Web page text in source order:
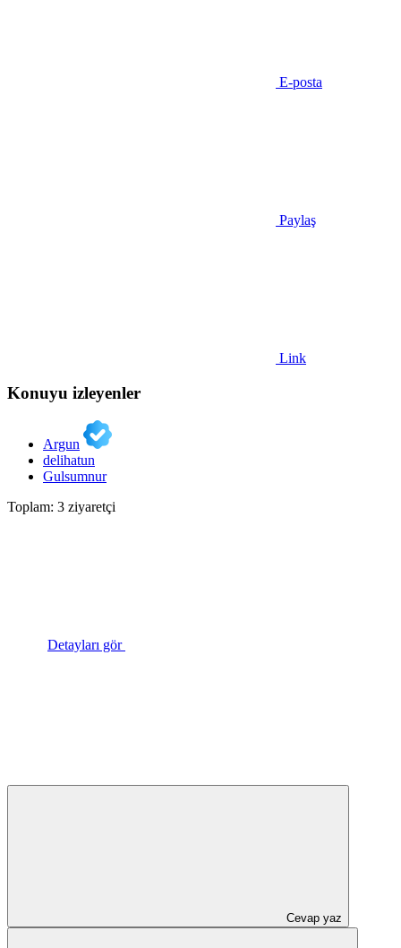
E-posta
Paylaş
Link
Konuyu izleyenler
Argun
delihatun
Gulsumnur
Toplam: 3 ziyaretçi
Detayları gör
Cevap yaz